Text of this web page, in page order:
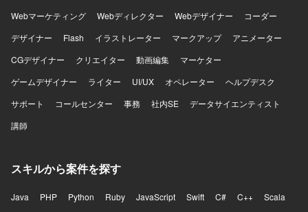
Webマーケティング
Webディレクター Webデザイナー
コーダー
デザイナー
Flash イラストレーター マークアップ
アニメーター
CGデザイナー
クリエイター 動画編集
マーケター
ゲームデザイナー
ライター UI/UX オペレーター
ヘルプデスク
サポート
コールセンター 事務 社内SE
データサイエンティスト
講師
スキルから案件を探す
Java PHP Python Ruby JavaScript Swift C# C++
Scala